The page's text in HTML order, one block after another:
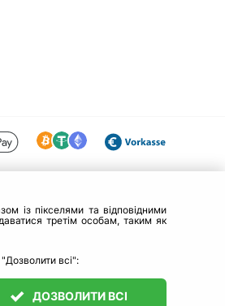
із пікселями та відповідними
третім особам, таким як
всі":
ДОЗВОЛИТИ ВСІ